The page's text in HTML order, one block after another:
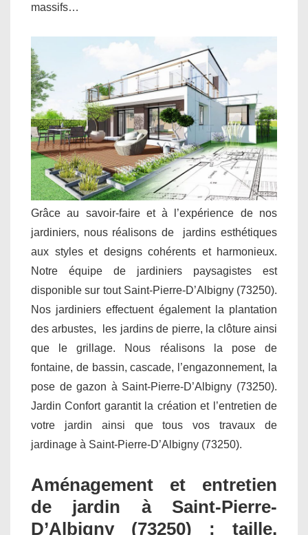
massifs…
Grâce au savoir-faire et à l’expérience de nos
jardiniers, nous réalisons de jardins esthétiques
aux styles et designs cohérents et harmonieux.
Notre équipe de jardiniers paysagistes est
disponible sur tout Saint-Pierre-D’Albigny (73250).
Nos jardiniers effectuent également la plantation
des arbustes, les jardins de pierre, la clôture ainsi
que le grillage. Nous réalisons la pose de
fontaine, de bassin, cascade, l’engazonnement, la
pose de gazon à Saint-Pierre-D’Albigny (73250).
Jardin Confort garantit la création et l’entretien de
votre jardin ainsi que tous vos travaux de
jardinage à Saint-Pierre-D’Albigny (73250).
Aménagement et entretien
de jardin à Saint-Pierre-
D’Albigny (73250) : taille,